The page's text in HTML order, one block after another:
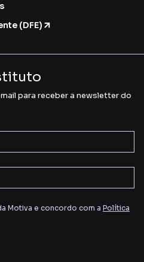
(DFE)
para receber a newsletter do
Motiva e concordo com a Política